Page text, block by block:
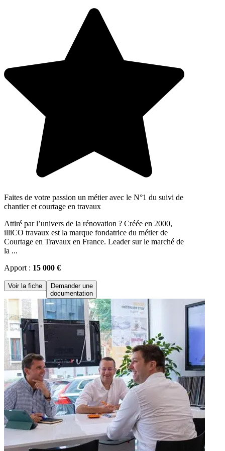
Faites de votre passion un métier avec le N°1 du suivi de
chantier et courtage en travaux
Attiré par l’univers de la rénovation ? Créée en 2000,
illiCO travaux est la marque fondatrice du métier de
Courtage en Travaux en France. Leader sur le marché de
la ...
Apport : 15 000 €
Voir la fiche
Demander une
documentation